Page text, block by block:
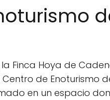
Finca Hoya de
de Enoturismo
en un espacio